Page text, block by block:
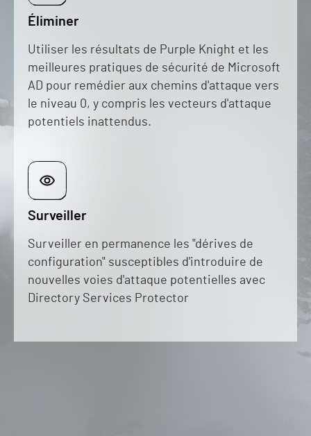
Éliminer
Utiliser les résultats de Purple Knight et les
meilleures pratiques de sécurité de Microsoft
AD pour remédier aux chemins d'attaque vers
le niveau 0, y compris les vecteurs d'attaque
potentiels inattendus.
Surveiller
Surveiller en permanence les "dérives de
configuration" susceptibles d'introduire de
nouvelles voies d'attaque potentielles avec
Directory Services Protector